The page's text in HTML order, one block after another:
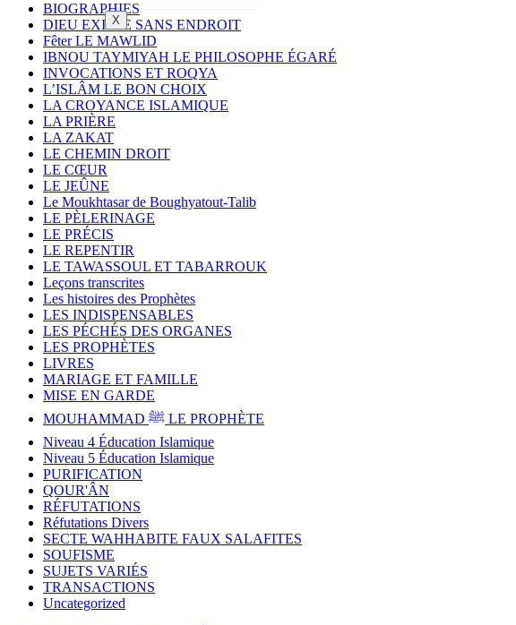
X
BIOGRAPHIES
DIEU EXISTE SANS ENDROIT
Fêter LE MAWLID
IBNOU TAYMIYAH LE PHILOSOPHE ÉGARÉ
INVOCATIONS ET ROQYA
L’ISLÂM LE BON CHOIX
LA CROYANCE ISLAMIQUE
LA PRIÈRE
LA ZAKAT
LE CHEMIN DROIT
LE CŒUR
LE JEÛNE
Le Moukhtasar de Boughyatout-Talib
LE PÈLERINAGE
LE PRÉCIS
LE REPENTIR
LE TAWASSOUL ET TABARROUK
Leçons transcrites
Les histoires des Prophètes
LES INDISPENSABLES
LES PÉCHÉS DES ORGANES
LES PROPHÈTES
LIVRES
MARIAGE ET FAMILLE
MISE EN GARDE
MOUHAMMAD ﷺ LE PROPHÈTE
Niveau 4 Éducation Islamique
Niveau 5 Éducation Islamique
PURIFICATION
QOUR'ÂN
RÉFUTATIONS
Réfutations Divers
SECTE WAHHABITE FAUX SALAFITES
SOUFISME
SUJETS VARIÉS
TRANSACTIONS
Uncategorized